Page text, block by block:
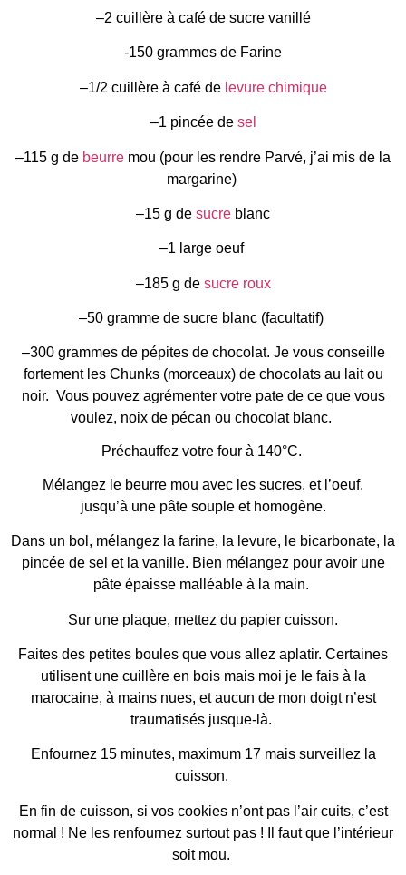
–2 cuillère à café de sucre vanillé
-150 grammes de Farine
–1/2 cuillère à café de levure chimique
–1 pincée de sel
–115 g de beurre mou (pour les rendre Parvé, j’ai mis de la
margarine)
–15 g de sucre blanc
–1 large oeuf
–185 g de sucre roux
–50 gramme de sucre blanc (facultatif)
–300 grammes de pépites de chocolat. Je vous conseille
fortement les Chunks (morceaux) de chocolats au lait ou
noir. Vous pouvez agrémenter votre pate de ce que vous
voulez, noix de pécan ou chocolat blanc.
Préchauffez votre four à 140°C.
Mélangez le beurre mou avec les sucres, et l’oeuf,
jusqu’à une pâte souple et homogène.
Dans un bol, mélangez la farine, la levure, le bicarbonate, la
pincée de sel et la vanille. Bien mélangez pour avoir une
pâte épaisse malléable à la main.
Sur une plaque, mettez du papier cuisson.
Faites des petites boules que vous allez aplatir. Certaines
utilisent une cuillère en bois mais moi je le fais à la
marocaine, à mains nues, et aucun de mon doigt n’est
traumatisés jusque-là.
Enfournez 15 minutes, maximum 17 mais surveillez la
cuisson.
En fin de cuisson, si vos cookies n’ont pas l’air cuits, c’est
normal ! Ne les renfournez surtout pas ! Il faut que l’intérieur
soit mou.